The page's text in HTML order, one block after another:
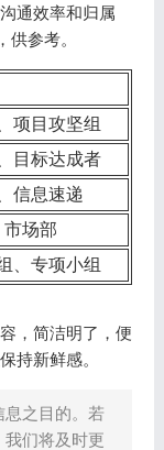
通效率和归属
供参考。
项目攻坚组
目标达成者
信息速递
场部
、专项小组
，简洁明了，便
持新鲜感。
之目的。若
们将及时更